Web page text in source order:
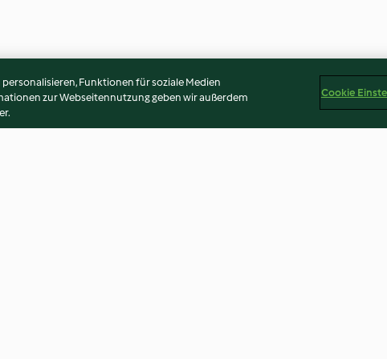
Funktionen für soziale Medien
zur Webseitennutzung geben wir außerdem
Cookie